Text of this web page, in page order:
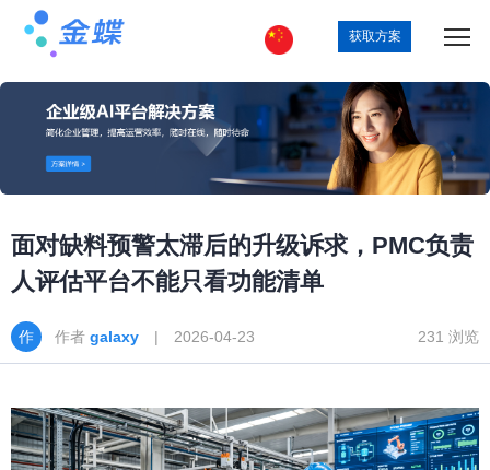
获取方案
面对缺料预警太滞后的升级诉求，PMC负责
人评估平台不能只看功能清单
作者 galaxy | 2026-04-23 231 浏览